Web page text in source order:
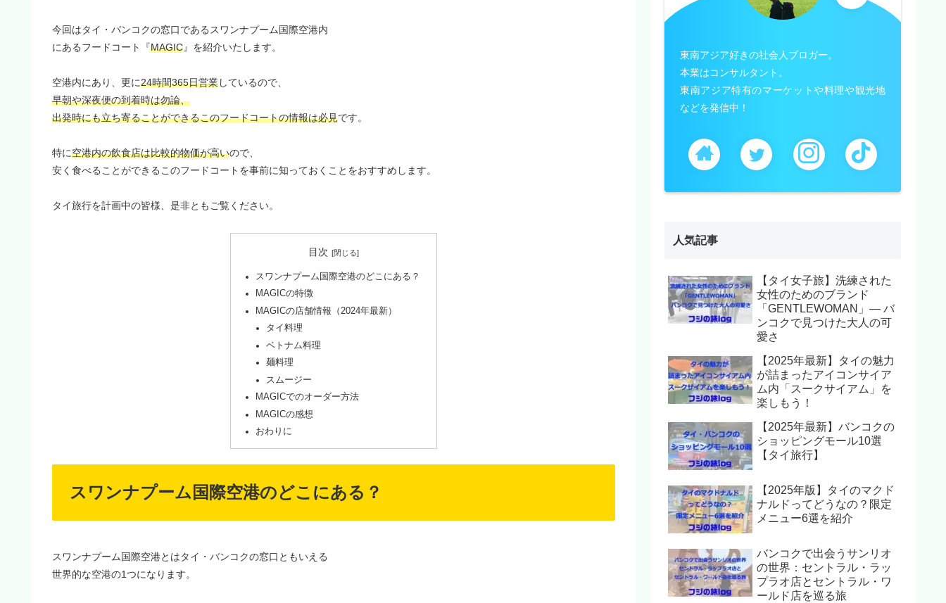
今回はタイ・バンコクの窓口であるスワンナプーム国際空港内
にあるフードコート『MAGIC』を紹介いたします。
空港内にあり、更に24時間365日営業しているので、
早朝や深夜便の到着時は勿論、
出発時にも立ち寄ることができるこのフードコートの情報は必見です。
特に空港内の飲食店は比較的物価が高いので、
安く食べることができるこのフードコートを事前に知っておくことをおすすめします。
タイ旅行を計画中の皆様、是非ともご覧ください。
目次
スワンナプーム国際空港のどこにある？
MAGICの特徴
MAGICの店舗情報（2024年最新）
タイ料理
ベトナム料理
麺料理
スムージー
MAGICでのオーダー方法
MAGICの感想
おわりに
スワンナプーム国際空港のどこにある？
スワンナプーム国際空港とはタイ・バンコクの窓口ともいえる
世界的な空港の1つになります。
東南アジア好きの社会人ブロガー。
本業はコンサルタント。
東南アジア特有のマーケットや料理や観光地
などを発信中！
人気記事
【タイ女子旅】洗練された
女性のためのブランド
「GENTLEWOMAN」— バ
ンコクで見つけた大人の可
愛さ
【2025年最新】タイの魅力
が詰まったアイコンサイア
ム内「スークサイアム」を
楽しもう！
【2025年最新】バンコクの
ショッピングモール10選
【タイ旅行】
【2025年版】タイのマクド
ナルドってどうなの？限定
メニュー6選を紹介
バンコクで出会うサンリオ
の世界：セントラル・ラッ
プラオ店とセントラル・ワ
ールド店を巡る旅